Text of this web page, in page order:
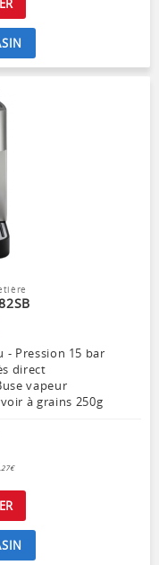
- Pression 15 bar
direct
vapeur
à grains 250g